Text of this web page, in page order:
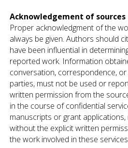
Acknowledgement of sources
Proper acknowledgment of the
always be given. Authors should
have been influential in
reported work. Information
conversation, correspondence,
parties, must not be used or
written permission from the
in the course of confidential
manuscripts or grant
without the explicit written
the work involved in these